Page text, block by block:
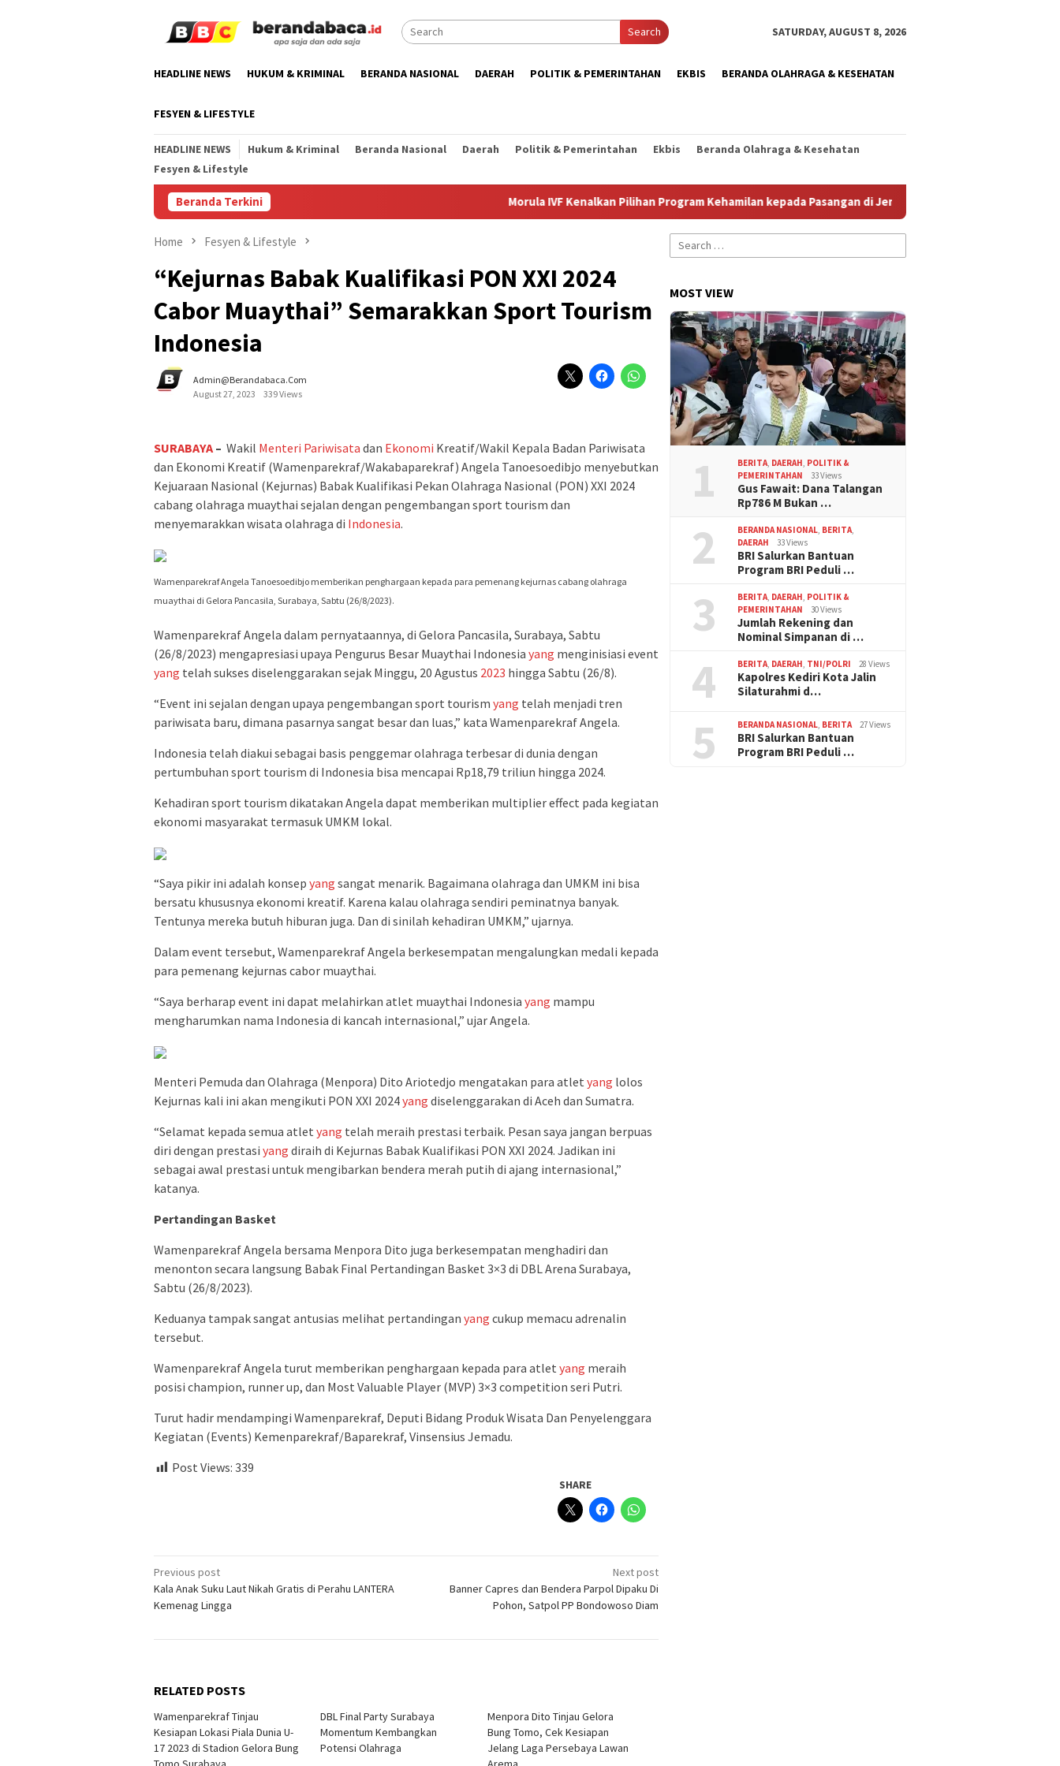
Search SATURDAY, AUGUST 8, 2026
HEADLINE NEWS HUKUM & KRIMINAL BERANDA NASIONAL DAERAH POLITIK & PEMERINTAHAN EKBIS BERANDA OLAHRAGA & KESEHATAN
FESYEN & LIFESTYLE
HEADLINE NEWS Hukum & Kriminal Beranda Nasional Daerah Politik & Pemerintahan Ekbis
Beranda Olahraga & Kesehatan
Fesyen & Lifestyle
Beranda Terkini Morula IVF Kenalkan Pilihan Program Kehamilan kepada Pasangan di Jember
Home Fesyen & Lifestyle
“Kejurnas Babak Kualifikasi PON XXI 2024
Cabor Muaythai” Semarakkan Sport Tourism
Indonesia
Admin@berandabaca.com
August 27, 2023
339 Views
SURABAYA – Wakil Menteri Pariwisata dan Ekonomi Kreatif/Wakil Kepala Badan Pariwisata
dan Ekonomi Kreatif (Wamenparekraf/Wakabaparekraf) Angela Tanoesoedibjo menyebutkan
Kejuaraan Nasional (Kejurnas) Babak Kualifikasi Pekan Olahraga Nasional (PON) XXI 2024
cabang olahraga muaythai sejalan dengan pengembangan sport tourism dan
menyemarakkan wisata olahraga di Indonesia.
Wamenparekraf Angela Tanoesoedibjo memberikan penghargaan kepada para pemenang kejurnas cabang olahraga
muaythai di Gelora Pancasila, Surabaya, Sabtu (26/8/2023).
Wamenparekraf Angela dalam pernyataannya, di Gelora Pancasila, Surabaya, Sabtu
(26/8/2023) mengapresiasi upaya Pengurus Besar Muaythai Indonesia yang menginisiasi event
yang telah sukses diselenggarakan sejak Minggu, 20 Agustus 2023 hingga Sabtu (26/8).
“Event ini sejalan dengan upaya pengembangan sport tourism yang telah menjadi tren
pariwisata baru, dimana pasarnya sangat besar dan luas,” kata Wamenparekraf Angela.
Indonesia telah diakui sebagai basis penggemar olahraga terbesar di dunia dengan
pertumbuhan sport tourism di Indonesia bisa mencapai Rp18,79 triliun hingga 2024.
Kehadiran sport tourism dikatakan Angela dapat memberikan multiplier effect pada kegiatan
ekonomi masyarakat termasuk UMKM lokal.
“Saya pikir ini adalah konsep yang sangat menarik. Bagaimana olahraga dan UMKM ini bisa
bersatu khususnya ekonomi kreatif. Karena kalau olahraga sendiri peminatnya banyak.
Tentunya mereka butuh hiburan juga. Dan di sinilah kehadiran UMKM,” ujarnya.
Dalam event tersebut, Wamenparekraf Angela berkesempatan mengalungkan medali kepada
para pemenang kejurnas cabor muaythai.
“Saya berharap event ini dapat melahirkan atlet muaythai Indonesia yang mampu
mengharumkan nama Indonesia di kancah internasional,” ujar Angela.
Menteri Pemuda dan Olahraga (Menpora) Dito Ariotedjo mengatakan para atlet yang lolos
Kejurnas kali ini akan mengikuti PON XXI 2024yang diselenggarakan di Aceh dan Sumatra.
“Selamat kepada semua atlet yang telah meraih prestasi terbaik. Pesan saya jangan berpuas
diri dengan prestasi yang diraih di Kejurnas Babak Kualifikasi PON XXI 2024. Jadikan ini
sebagai awal prestasi untuk mengibarkan bendera merah putih di ajang internasional,”
katanya.
Pertandingan Basket
Wamenparekraf Angela bersama Menpora Dito juga berkesempatan menghadiri dan
menonton secara langsung Babak Final Pertandingan Basket 3×3 di DBL Arena Surabaya,
Sabtu (26/8/2023).
Keduanya tampak sangat antusias melihat pertandingan yang cukup memacu adrenalin
tersebut.
Wamenparekraf Angela turut memberikan penghargaan kepada para atlet yang meraih
posisi champion, runner up, dan Most Valuable Player (MVP) 3×3 competition seri Putri.
Turut hadir mendampingi Wamenparekraf, Deputi Bidang Produk Wisata Dan Penyelenggara
Kegiatan (Events) Kemenparekraf/Baparekraf, Vinsensius Jemadu.
Post Views: 339
SHARE
Post
navigation
Previous post
Kala Anak Suku Laut Nikah Gratis di Perahu LANTERA
Kemenag Lingga
Next post
Banner Capres dan Bendera Parpol Dipaku Di
Pohon, Satpol PP Bondowoso Diam
RELATED POSTS
Wamenparekraf Tinjau
Kesiapan Lokasi Piala Dunia U-
17 2023 di Stadion Gelora Bung
DBL Final Party Surabaya
Momentum Kembangkan
Potensi Olahraga
Menpora Dito Tinjau Gelora
Bung Tomo, Cek Kesiapan
Jelang Laga Persebaya Lawan
Search
for:
MOST VIEW
1 BERITA DAERAH POLITIK &
PEMERINTAHAN
33 Views
Gus Fawait: Dana Talangan
Rp786 M Bukan …
2 BERANDA NASIONAL BERITA
DAERAH
33 Views
BRI Salurkan Bantuan
Program BRI Peduli …
3 BERITA DAERAH POLITIK &
PEMERINTAHAN
30 Views
Jumlah Rekening dan
Nominal Simpanan di …
4 BERITA DAERAH TNI/POLRI 28 Views
Kapolres Kediri Kota Jalin
Silaturahmi d…
5 BERANDA NASIONAL BERITA 27 Views
BRI Salurkan Bantuan
Program BRI Peduli …